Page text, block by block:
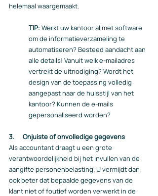
helemaal waargemaakt.
TIP: Werkt uw kantoor al met software
om de informatieverzameling te
automatiseren? Besteed aandacht aan
alle details! Vanuit welk e-mailadres
vertrekt de uitnodiging? Wordt het
design van de toepassing volledig
aangepast naar de huisstijl van het
kantoor? Kunnen de e-mails
gepersonaliseerd worden?
3.      Onjuiste of onvolledige gegevens
Als accountant draagt u een grote
verantwoordelijkheid bij het invullen van de
aangifte personenbelasting. U vermijdt dan
ook beter dat bepaalde gegevens van de
klant niet of foutief worden verwerkt in de